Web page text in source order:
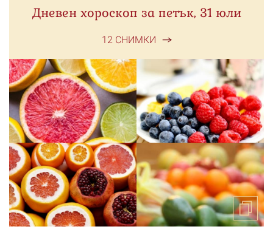
Дневен хороскоп за петък, 31 юли
12 СНИМКИ